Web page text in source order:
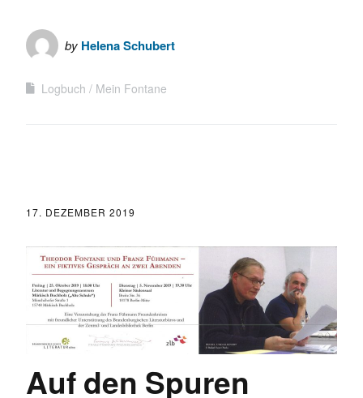
by Helena Schubert
Logbuch Mein Fontane
17. DEZEMBER 2019
Auf den Spuren